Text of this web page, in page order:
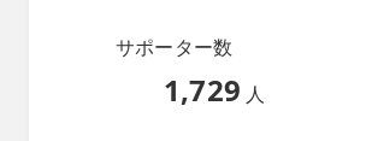
サポーター数
1,729 人